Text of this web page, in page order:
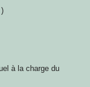
à la charge du